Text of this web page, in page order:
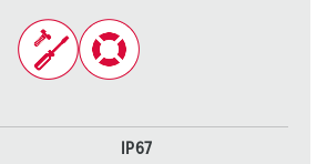
IP67